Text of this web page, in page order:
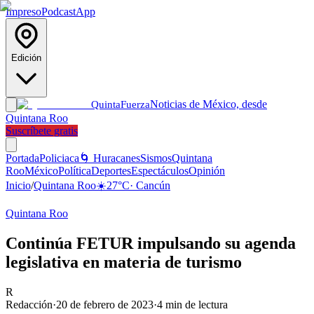
ImpresoPodcastApp
Edición
QuintaFuerzaNoticias de México, desde
Quintana Roo
Suscríbete gratis
PortadaPoliciaca 🌀 HuracanesSismosQuintana
RooMéxicoPolíticaDeportesEspectáculosOpinión
Inicio/Quintana Roo☀️27°C· Cancún
Quintana Roo
Continúa FETUR impulsando su agenda
legislativa en materia de turismo
R
Redacción·20 de febrero de 2023·4 min de lectura